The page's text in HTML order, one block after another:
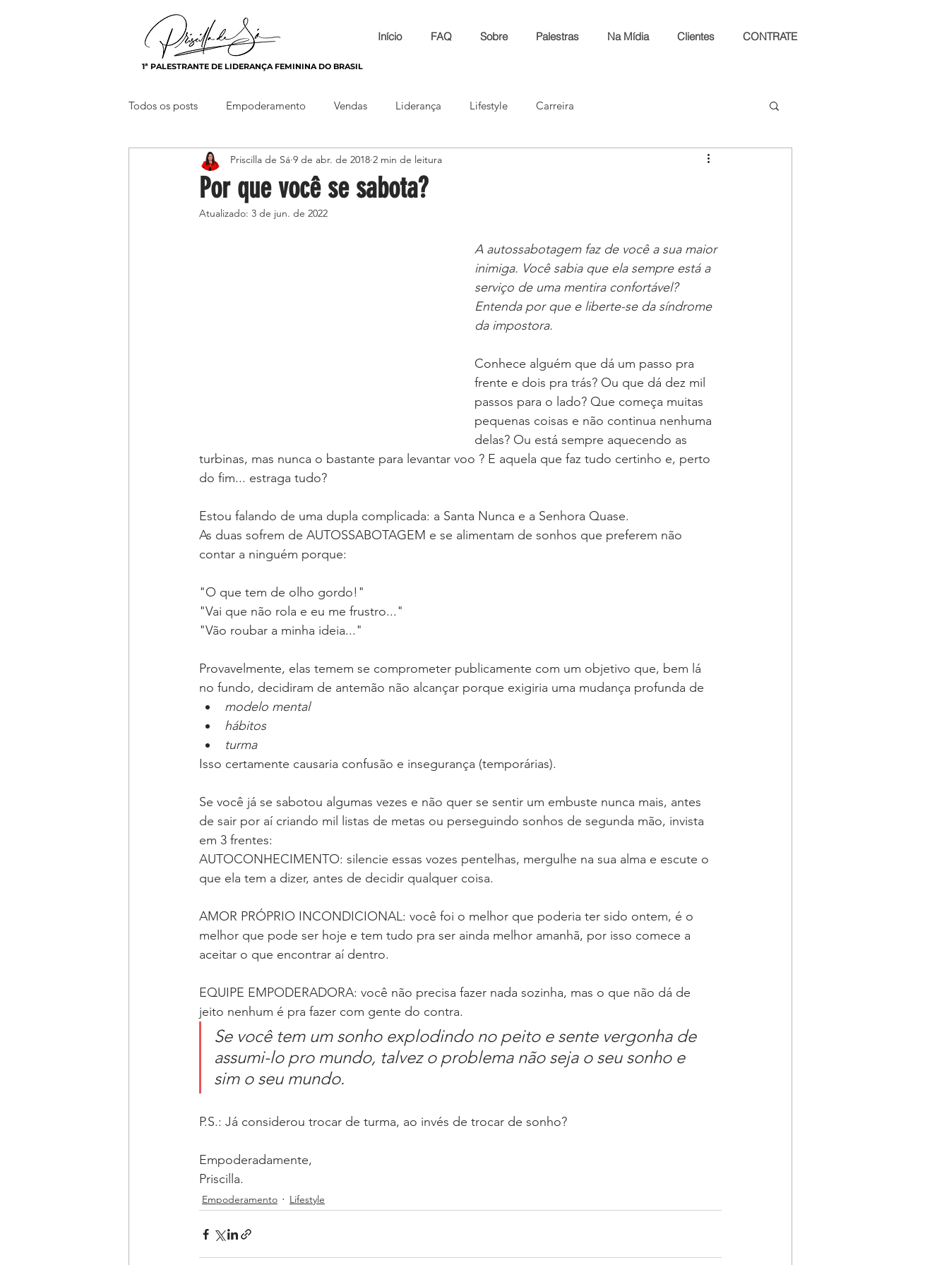
Priscilla de Sá Início FAQ Sobre Palestras Na Mídia Clientes CONTRATE
1ª PALESTRANTE DE LIDERANÇA FEMININA DO BRASIL
Todos os posts Empoderamento Vendas Liderança Lifestyle Carreira
Diversidade Equidade e Inclusão
Por que você se sabota?
Priscilla de Sá 9 de abr. de 2018 2 min de leitura
Atualizado: 3 de jun. de 2022
A autossabotagem faz de você a sua maior
inimiga. Você sabia que ela sempre está a
serviço de uma mentira confortável?
Entenda por que e liberte-se da síndrome
da impostora.
Conhece alguém que dá um passo pra
frente e dois pra trás? Ou que dá dez mil
passos para o lado? Que começa muitas
pequenas coisas e não continua nenhuma
delas? Ou está sempre aquecendo as
turbinas, mas nunca o bastante para levantar voo ? E aquela que faz tudo certinho e, perto
do fim... estraga tudo?
Estou falando de uma dupla complicada: a Santa Nunca e a Senhora Quase.
As duas sofrem de AUTOSSABOTAGEM e se alimentam de sonhos que preferem não
contar a ninguém porque:
"O que tem de olho gordo!"
"Vai que não rola e eu me frustro..."
"Vão roubar a minha ideia..."
Provavelmente, elas temem se comprometer publicamente com um objetivo que, bem lá
no fundo, decidiram de antemão não alcançar porque exigiria uma mudança profunda de
modelo mental
hábitos
turma
Isso certamente causaria confusão e insegurança (temporárias).
Se você já se sabotou algumas vezes e não quer se sentir um embuste nunca mais, antes
de sair por aí criando mil listas de metas ou perseguindo sonhos de segunda mão, invista
em 3 frentes:
AUTOCONHECIMENTO: silencie essas vozes pentelhas, mergulhe na sua alma e escute o
que ela tem a dizer, antes de decidir qualquer coisa.
AMOR PRÓPRIO INCONDICIONAL: você foi o melhor que poderia ter sido ontem, é o
melhor que pode ser hoje e tem tudo pra ser ainda melhor amanhã, por isso comece a
aceitar o que encontrar aí dentro.
EQUIPE EMPODERADORA: você não precisa fazer nada sozinha, mas o que não dá de
jeito nenhum é pra fazer com gente do contra.
Se você tem um sonho explodindo no peito e sente vergonha de
assumi-lo pro mundo, talvez o problema não seja o seu sonho e
sim o seu mundo.
P.S.: Já considerou trocar de turma, ao invés de trocar de sonho?
Empoderadamente,
Priscilla.
Empoderamento Lifestyle